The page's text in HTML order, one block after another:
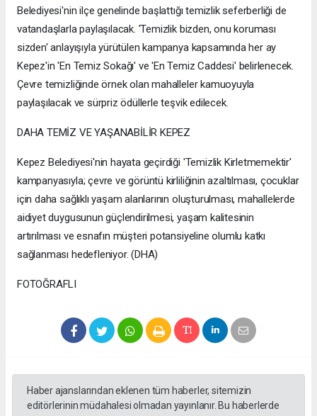
Belediyesi'nin ilçe genelinde başlattığı temizlik seferberliği de
vatandaşlarla paylaşılacak. 'Temizlik bizden, onu koruması
sizden' anlayışıyla yürütülen kampanya kapsamında her ay
Kepez'in 'En Temiz Sokağı' ve 'En Temiz Caddesi' belirlenecek.
Çevre temizliğinde örnek olan mahalleler kamuoyuyla
paylaşılacak ve sürpriz ödüllerle teşvik edilecek.
DAHA TEMİZ VE YAŞANABİLİR KEPEZ
Kepez Belediyesi'nin hayata geçirdiği 'Temizlik Kirletmemektir'
kampanyasıyla; çevre ve görüntü kirliliğinin azaltılması, çocuklar
için daha sağlıklı yaşam alanlarının oluşturulması, mahallelerde
aidiyet duygusunun güçlendirilmesi, yaşam kalitesinin
artırılması ve esnafın müşteri potansiyeline olumlu katkı
sağlanması hedefleniyor. (DHA)
FOTOĞRAFLI
Haber ajanslarından eklenen tüm haberler, sitemizin
editörlerinin müdahalesi olmadan yayınlanır. Bu haberlerde